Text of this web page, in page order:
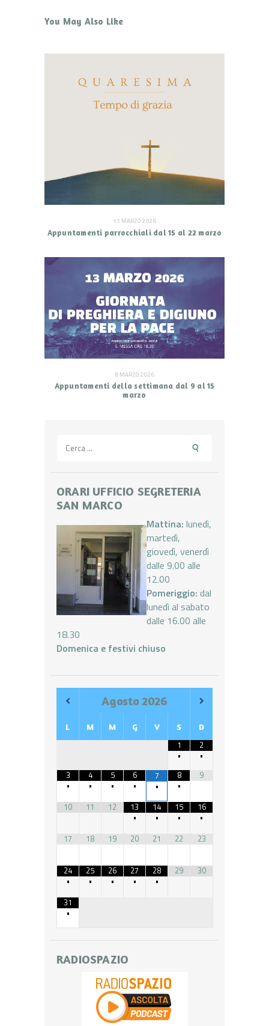
You May Also Like
17 MARZO 2026
Appuntamenti parrocchiali dal 15 al 22 marzo
8 MARZO 2026
Appuntamenti della settimana dal 9 al 15
marzo
per:
ORARI UFFICIO SEGRETERIA
SAN MARCO
Mattina: lunedì,
martedì,
giovedì, venerdì
dalle 9.00 alle
12.00
Pomeriggio: dal
lunedì al sabato
dalle 16.00 alle
18.30
Domenica e festivi chiuso
Agosto2026
L M M G V S D
1
•
2
•
3
•
4
•
5
•
6
•
7
•
8
•
9
10 11 12
13
•
14
•
15
•
16
•
17
18 19 20 21 22 23
24
•
25
•
26
•
27
•
28
•
29 30
31
•
RADIOSPAZIO